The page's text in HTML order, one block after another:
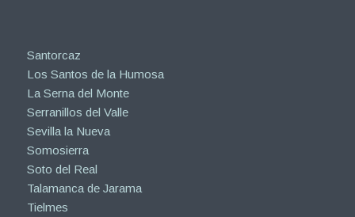
Santorcaz
Los Santos de la Humosa
La Serna del Monte
Serranillos del Valle
Sevilla la Nueva
Somosierra
Soto del Real
Talamanca de Jarama
Tielmes